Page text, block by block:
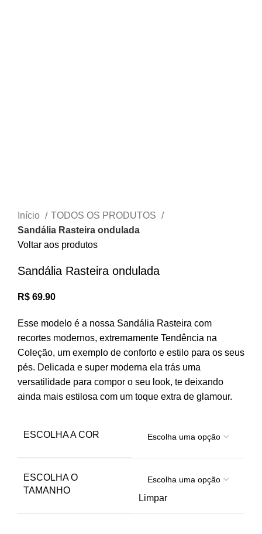
Início
TODOS OS PRODUTOS
Sandália Rasteira ondulada
Voltar aos produtos
Sandália Rasteira ondulada
R$ 69.90
Esse modelo é a nossa Sandália Rasteira com
recortes modernos, extremamente Tendência na
Coleção, um exemplo de conforto e estilo para os seus
pés. Delicada e super moderna ela trás uma
versatilidade para compor o seu look, te deixando
ainda mais estilosa com um toque extra de glamour.
ESCOLHA A COR
ESCOLHA O
TAMANHO
Limpar